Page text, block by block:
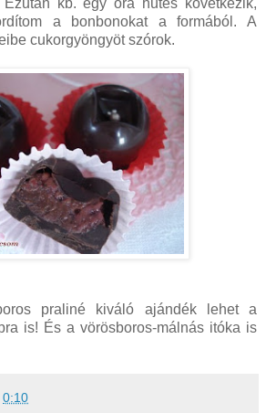
kb. egy óra hűtés következik,
a bonbonokat a formából. A
cukorgyöngyöt szórok.
praliné kiváló ajándék lehet a
is! És a vörösboros-málnás itóka is
0:10